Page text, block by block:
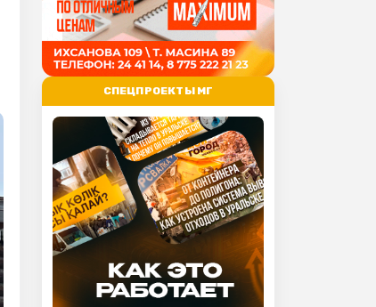
СПЕЦПРОЕКТЫ МГ